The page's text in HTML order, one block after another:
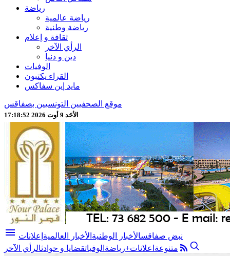
رياضة
رياضة عالمية
رياضة وطنية
ثقافة و إعلام
الرأي الآخر
دين و دنيا
الوفيات
القراء يكتبون
مايد إين سفاكس
موقع الصحفيين التونسيين بصفاقس
الأحَد 9 أوت 2026 17:18:54
menu نبض صفاقسالأخبار الوطنية الأخبار العالمية إعلانات
متنوعة اعلانات+رياضة الوفياتقضايا و حوادثالرأي الآخر